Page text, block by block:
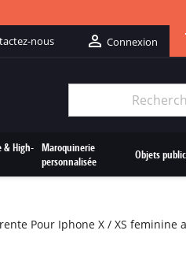
nous  Connexion
& High- Maroquinerie
personnalisée
Objets
Pour Iphone X / XS feminine